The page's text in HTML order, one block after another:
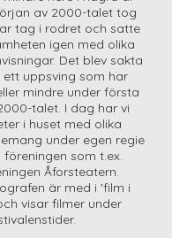
av 2000-talet tog
tag i rodret och satte
igen med olika
Det blev sakta
ett uppsving som har
mindre under första
talet. I dag har vi
i huset med olika
under egen regie
föreningen som t.ex.
Åforsteatern.
är med i 'film i
visar filmer under